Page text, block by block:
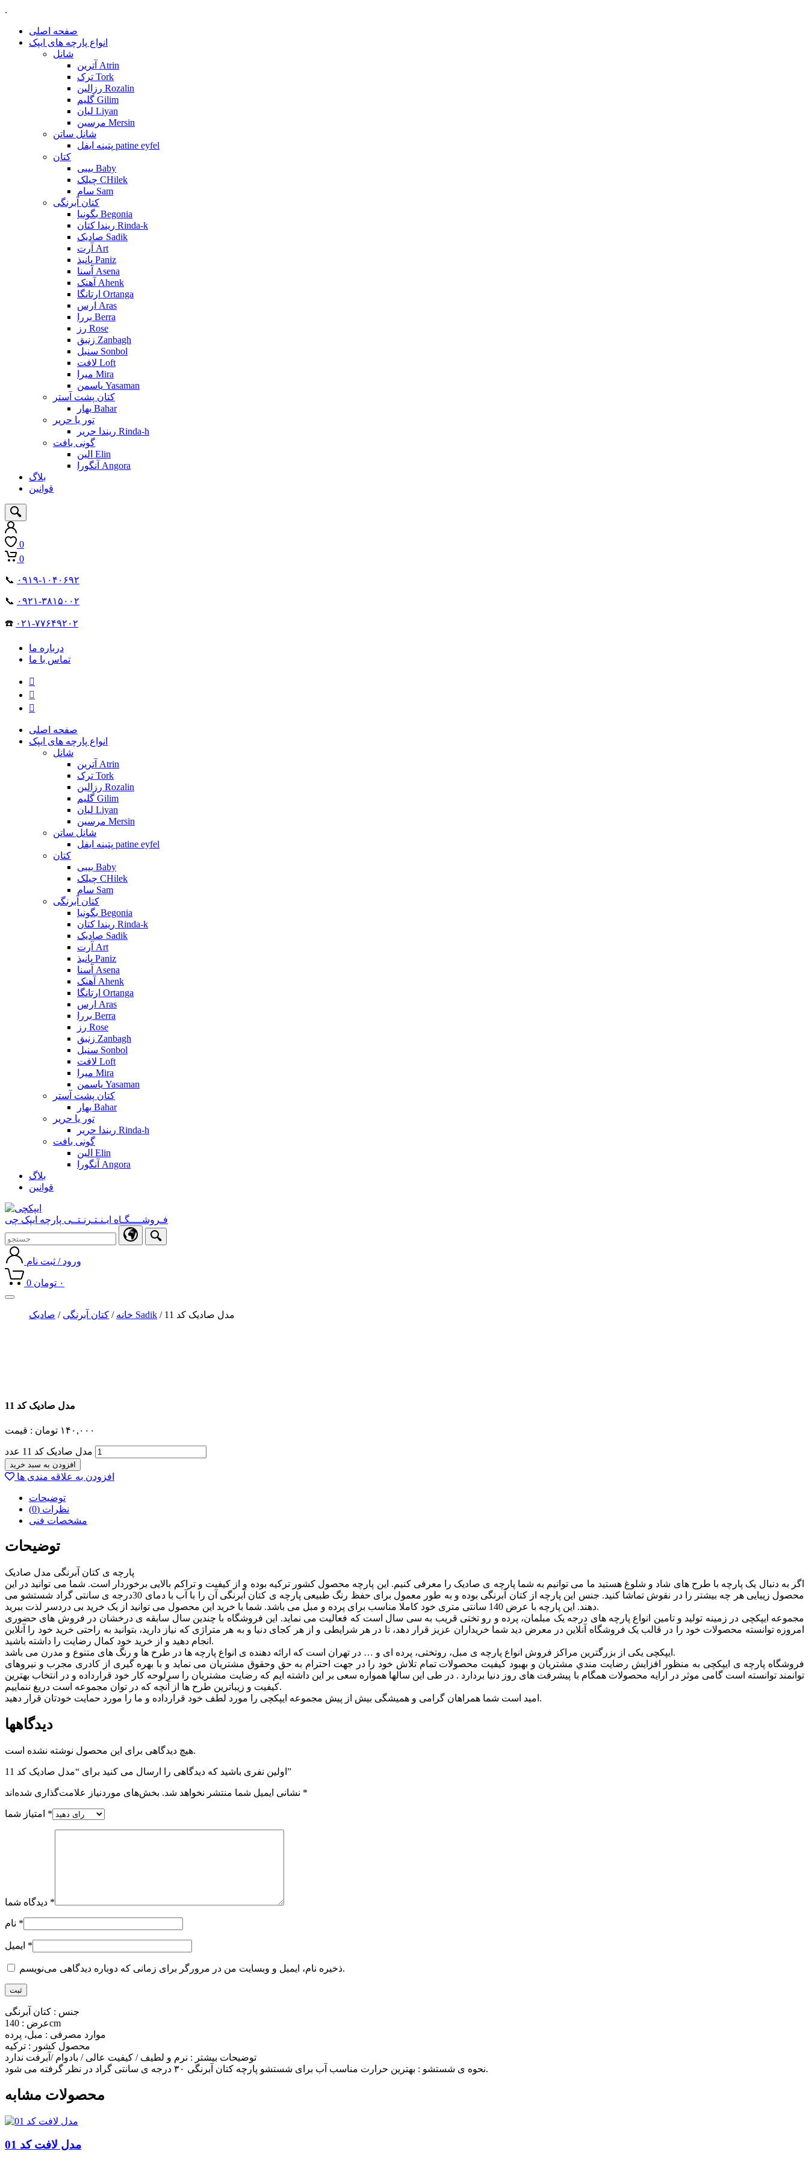
.
صفحه اصلی
انواع پارچه های ایپک
شانل
آترین Atrin
ترک Tork
رزالین Rozalin
گلیم Gilim
لیان Liyan
مرسین Mersin
شانل ساتن
پتینه ایفل patine eyfel
کتان
بیبی Baby
چیلک CHilek
سام Sam
کتان آبرنگی
بگونیا Begonia
ریندا کتان Rinda-k
صادیک Sadik
آرت Art
پانیذ Paniz
آسنا Asena
آهنک Ahenk
ارتانگا Ortanga
ارس Aras
بررا Berra
رز Rose
زنبق Zanbagh
سنبل Sonbol
لافت Loft
میرا Mira
یاسمن Yasaman
کتان پشت آستر
بهار Bahar
تور یا حریر
ریندا حریر Rinda-h
گونی بافت
الین Elin
آنگورا Angora
بلاگ
قوانین
0
0
📞 ۰۹۱۹-۱۰۴۰۶۹۲
📞 ۰۹۲۱-۳۸۱۵۰۰۲
☎️ ۰۲۱-۷۷۶۴۹۲۰۲
درباره ما
تماس با ما
صفحه اصلی
انواع پارچه های ایپک
شانل
آترین Atrin
ترک Tork
رزالین Rozalin
گلیم Gilim
لیان Liyan
مرسین Mersin
شانل ساتن
پتینه ایفل patine eyfel
کتان
بیبی Baby
چیلک CHilek
سام Sam
کتان آبرنگی
بگونیا Begonia
ریندا کتان Rinda-k
صادیک Sadik
آرت Art
پانیذ Paniz
آسنا Asena
آهنک Ahenk
ارتانگا Ortanga
ارس Aras
بررا Berra
رز Rose
زنبق Zanbagh
سنبل Sonbol
لافت Loft
میرا Mira
یاسمن Yasaman
کتان پشت آستر
بهار Bahar
تور یا حریر
ریندا حریر Rinda-h
گونی بافت
الین Elin
آنگورا Angora
بلاگ
قوانین
فـروشــــگـاه ایـنـتـرنـتــی پارچه ایپک چی
ورود / ثبت نام
0 ۰ تومان
Toggle
navigation
خانه / کتان آبرنگی / صادیک Sadik / مدل صادیک کد 11
مدل صادیک کد 11
قیمت : ۱۴۰,۰۰۰ تومان
مدل صادیک کد 11 عدد
افزودن به سبد خرید
افزودن به علاقه مندی ها
توضیحات
نظرات (0)
مشخصات فنی
توضیحات
پارچه ی کتان آبرنگی مدل صادیک
اگر به دنبال یک پارچه با طرح های شاد و شلوغ هستید ما می توانیم به شما پارچه ی صادیک را معرفی کنیم. این پارچه محصول کشور ترکیه بوده و از کیفیت و تراکم بالایی برخوردار است. شما می توانید در این
محصول زیبایی هر چه بیشتر را در نقوش تماشا کنید. جنس این پارچه از کتان آبرنگی بوده و به طور معمول برای حفظ رنگ طبیعی پارچه ی کتان آبرنگی آن را با آب با دمای 30درجه ی سانتی گراد شستشو می
دهند. این پارچه با عرض 140 سانتی متری خود کاملا مناسب برای پرده و مبل می باشد. شما با خرید این محصول می توانید از یک خرید بی دردسر لذت ببرید.
مجموعه ایپکچی در زمینه تولید و تامین انواع پارچه های درجه یک مبلمان، پرده و رو تختی قریب به سی سال است که فعالیت می نماید. این فروشگاه با چندین سال سابقه ی درخشان در فروش های حضوری
امروزه توانسته محصولات خود را در قالب یک فروشگاه آنلاین در معرض دید شما خریداران عزیز قرار دهد، تا در هر شرایطی و از هر کجای دنیا و به هر متراژی که نیاز دارید، بتوانید به راحتی خرید خود را آنلاین
انجام دهید و از خرید خود کمال رضایت را داشته باشید.
ایپکچی یکی از بزرگترین مراکز فروش انواع پارچه ی مبل، روتختی، پرده ای و … در تهران است که ارائه دهنده ی انواع پارچه ها در طرح ها و رنگ های متنوع و مدرن می باشد.
فروشگاه پارچه ی ایپکچی به منظور افزايش رضايت مندي مشتريان و بهبود کيفيت محصولات تمام تلاش خود را در جهت احترام به حق وحقوق مشتريان می نماید و با بهره گیری از کادری مجرب و نیروهای
توانمند توانسته است گامی موثر در ارايه محصولات همگام با پیشرفت های روز دنیا بردارد . در طی این سالها همواره سعی بر این داشته ایم که رضایت مشتریان را سرلوحه کار خود قرارداده و در انتخاب بهترین
کیفیت و زیباترین طرح ها از آنچه که در توان مجموعه است دریغ ننماییم.
امید است شما همراهان گرامی و همیشگی بیش از پیش مجموعه ایپکچی را مورد لطف خود قرارداده و ما را مورد حمایت خودتان قرار دهید.
دیدگاهها
هیچ دیدگاهی برای این محصول نوشته نشده است.
اولین نفری باشید که دیدگاهی را ارسال می کنید برای “مدل صادیک کد 11”
نشانی ایمیل شما منتشر نخواهد شد. *
*
*
*
*
ذخیره نام، ایمیل و وبسایت من در مرورگر برای زمانی که دوباره دیدگاهی می‌نویسم.
جنس : کتان آبرنگی
عرض : 140cm
موارد مصرفی : مبل، پرده
محصول کشور : ترکیه
توضیحات بیشتر : نرم و لطیف / کیفیت عالی / بادوام /آبرفت ندارد
نحوه ی شستشو : بهترین حرارت مناسب آب برای شستشو پارچه کتان آبرنگی ۳۰ درجه ی سانتی گراد در نظر گرفته می شود.
محصولات مشابه
مدل لافت کد 01